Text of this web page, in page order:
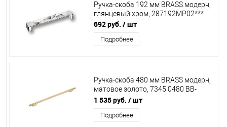
Ручка-скоба 192 мм BRASS модерн,
глянцевый хром, 287192МР02***
692 руб. / шт
Подробнее
Ручка-скоба 480 мм BRASS модерн,
матовое золото, 7345 0480 BB-
BB***
1 535 руб. / шт
Подробнее